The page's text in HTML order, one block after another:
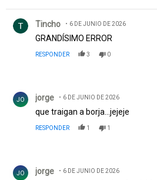
Tincho 6 DE JUNIO DE 2026
GRANDÍSIMO ERROR
RESPONDER 3 0
JO jorge 6 DE JUNIO DE 2026
que traigan a borja...jejeje
RESPONDER 1 1
JO jorge 6 DE JUNIO DE 2026